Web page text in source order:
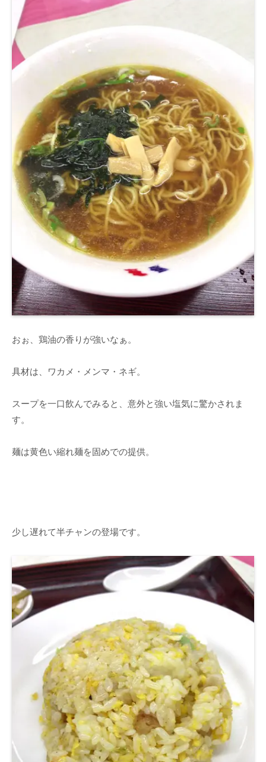
おぉ、鶏油の香りが強いなぁ。
具材は、ワカメ・メンマ・ネギ。
スープを一口飲んでみると、意外と強い塩気に驚かされま
す。
麺は黄色い縮れ麺を固めでの提供。
少し遅れて半チャンの登場です。